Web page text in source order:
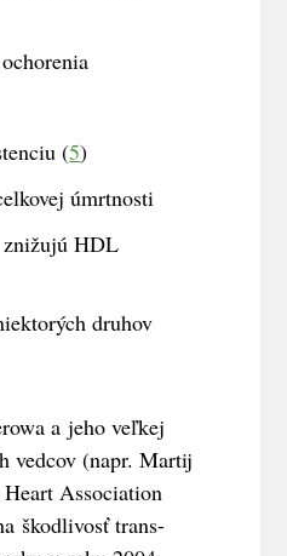
(5)
úmrtnosti
HDL
druhov
a jeho veľkej
vedcov (napr. Martij
Association
škodlivosť trans-